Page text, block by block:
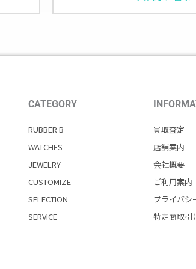
CATEGORY
RUBBER B
WATCHES
JEWELRY
CUSTOMIZE
SELECTION
SERVICE
買取査定
店舗案内
会社概要
ご利用案内
プライバシ
特定商取引